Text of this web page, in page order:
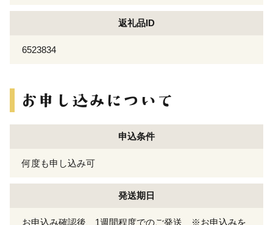
返礼品ID
6523834
申込条件
何度も申し込み可
発送期日
お申込み確認後、1週間程度でのご発送 ※お申込みを